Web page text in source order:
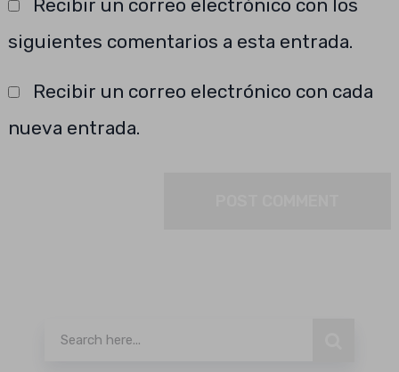
Recibir un correo electrónico con los
siguientes comentarios a esta entrada.
Recibir un correo electrónico con cada
nueva entrada.